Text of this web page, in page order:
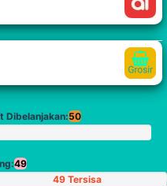
Dibelanjakan:50
49
49 Tersisa